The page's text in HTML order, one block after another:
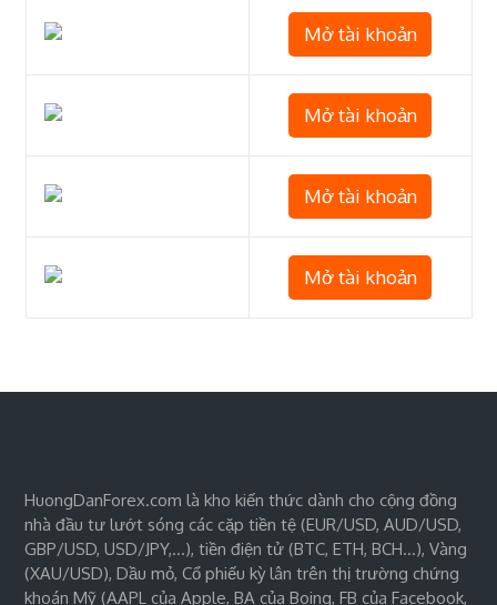
Mở tài khoản
Mở tài khoản
Mở tài khoản
Mở tài khoản
HuongDanForex.com là kho kiến thức dành cho cộng đồng
nhà đầu tư lướt sóng các cặp tiền tệ (EUR/USD, AUD/USD,
GBP/USD, USD/JPY,…), tiền điện tử (BTC, ETH, BCH…), Vàng
(XAU/USD), Dầu mỏ, Cổ phiếu kỳ lân trên thị trường chứng
khoán Mỹ (AAPL của Apple, BA của Boing, FB của Facebook,